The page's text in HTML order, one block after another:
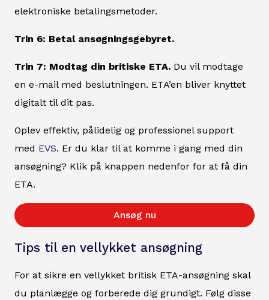
elektroniske betalingsmetoder.
Trin 6: Betal ansøgningsgebyret.
Trin 7: Modtag din britiske ETA. Du vil modtage
en e-mail med beslutningen. ETA’en bliver knyttet
digitalt til dit pas.
Oplev effektiv, pålidelig og professionel support
med EVS. Er du klar til at komme i gang med din
ansøgning? Klik på knappen nedenfor for at få din
ETA.
Ansøg nu
Tips til en vellykket ansøgning
For at sikre en vellykket britisk ETA-ansøgning skal
du planlægge og forberede dig grundigt. Følg disse